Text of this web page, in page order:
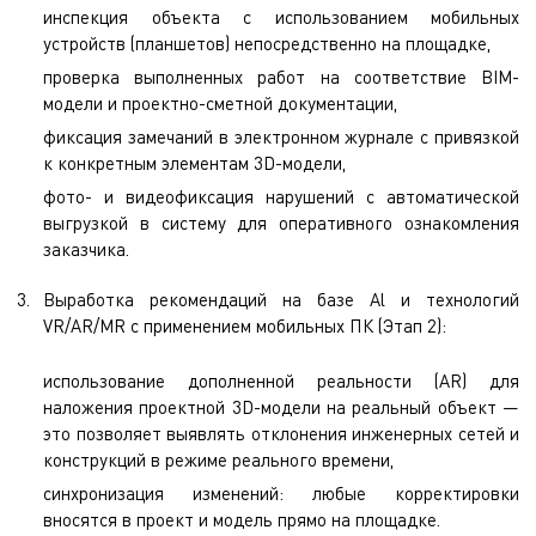
инспекция объекта с использованием мобильных
устройств (планшетов) непосредственно на площадке,
проверка выполненных работ на соответствие BIM-
модели и проектно-сметной документации,
фиксация замечаний в электронном журнале с привязкой
к конкретным элементам 3D-модели,
фото- и видеофиксация нарушений с автоматической
выгрузкой в систему для оперативного ознакомления
заказчика.
Выработка рекомендаций на базе Al и технологий
VR/AR/MR с применением мобильных ПК (Этап 2):
использование дополненной реальности (AR) для
наложения проектной 3D-модели на реальный объект —
это позволяет выявлять отклонения инженерных сетей и
конструкций в режиме реального времени,
синхронизация изменений: любые корректировки
вносятся в проект и модель прямо на площадке.